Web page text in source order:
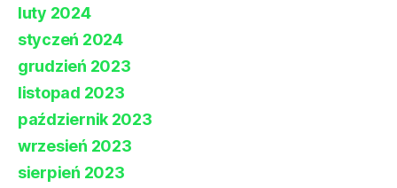
luty 2024
styczeń 2024
grudzień 2023
listopad 2023
październik 2023
wrzesień 2023
sierpień 2023